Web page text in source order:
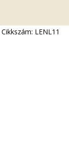
Cikkszám: LENL11